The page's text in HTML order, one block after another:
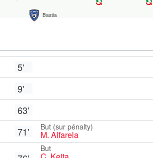
Bastia
5'
9'
63'
71'
But (sur pénalty)
M. Alfarela
But